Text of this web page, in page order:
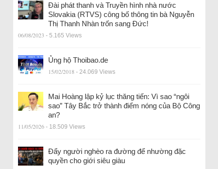
Đài phát thanh và Truyền hình nhà nước
Slovakia (RTVS) công bố thông tin bà Nguyễn
Thị Thanh Nhàn trốn sang Đức!
06/08/2023 - 5.165 Views
Ủng hộ Thoibao.de
15/02/2018 - 24.069 Views
Mai Hoàng lập kỷ lục thăng tiến: Vì sao “ngôi
sao” Tây Bắc trở thành điểm nóng của Bộ Công
an?
11/05/2026 - 18.509 Views
Đẩy người nghèo ra đường để nhường đặc
quyền cho giới siêu giàu